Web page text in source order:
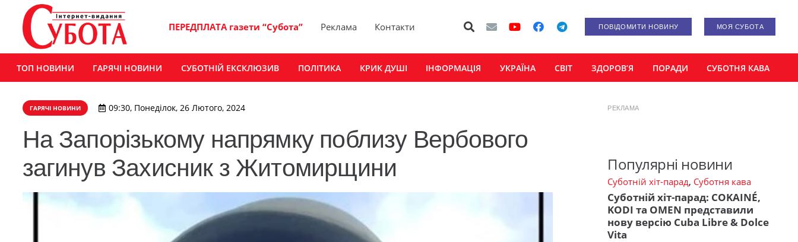
ПЕРЕДПЛАТА газети “Субота” Реклама Контакти ПОВІДОМИТИ НОВИНУ МОЯ СУБОТА
ТОП НОВИНИ ГАРЯЧІ НОВИНИ СУБОТНІЙ ЕКСКЛЮЗИВ ПОЛІТИКА КРИК ДУШІ ІНФОРМАЦІЯ УКРАЇНА СВІТ ЗДОРОВ’Я ПОРАДИ СУБОТНЯ КАВА
ГАРЯЧІ НОВИНИ 09:30, Понеділок, 26 Лютого, 2024
На Запорізькому напрямку поблизу Вербового
загинув Захисник з Житомирщини
РЕКЛАМА
Популярні новини
Суботній хіт-парад, Суботня кава
Суботній хіт-парад: COKAINÉ,
KODI та OMEN представили
нову версію Cuba Libre & Dolce
Vita